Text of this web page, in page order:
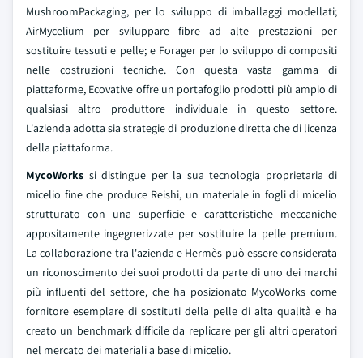
MushroomPackaging, per lo sviluppo di imballaggi modellati;
AirMycelium per sviluppare fibre ad alte prestazioni per
sostituire tessuti e pelle; e Forager per lo sviluppo di compositi
nelle costruzioni tecniche. Con questa vasta gamma di
piattaforme, Ecovative offre un portafoglio prodotti più ampio di
qualsiasi altro produttore individuale in questo settore.
L'azienda adotta sia strategie di produzione diretta che di licenza
della piattaforma.
MycoWorks si distingue per la sua tecnologia proprietaria di
micelio fine che produce Reishi, un materiale in fogli di micelio
strutturato con una superficie e caratteristiche meccaniche
appositamente ingegnerizzate per sostituire la pelle premium.
La collaborazione tra l'azienda e Hermès può essere considerata
un riconoscimento dei suoi prodotti da parte di uno dei marchi
più influenti del settore, che ha posizionato MycoWorks come
fornitore esemplare di sostituti della pelle di alta qualità e ha
creato un benchmark difficile da replicare per gli altri operatori
nel mercato dei materiali a base di micelio.